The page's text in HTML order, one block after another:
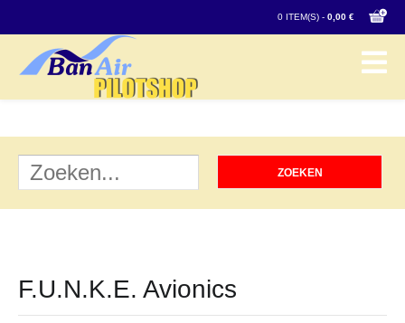
0 ITEM(S) - 0,00 €
F.U.N.K.E. Avionics